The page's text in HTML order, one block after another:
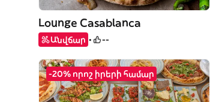
Lounge Casablanca
Անվճար --
-20% որոշ իրերի համար